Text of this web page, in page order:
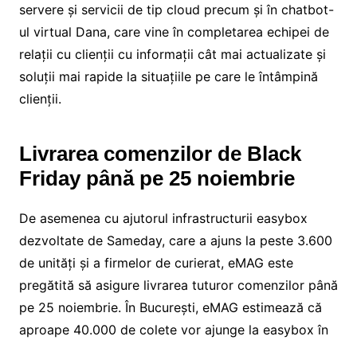
servere și servicii de tip cloud precum și în chatbot-
ul virtual Dana, care vine în completarea echipei de
relații cu clienții cu informații cât mai actualizate și
soluții mai rapide la situațiile pe care le întâmpină
clienții.
Livrarea comenzilor de Black
Friday până pe 25 noiembrie
De asemenea cu ajutorul infrastructurii easybox
dezvoltate de Sameday, care a ajuns la peste 3.600
de unități și a firmelor de curierat, eMAG este
pregătită să asigure livrarea tuturor comenzilor până
pe 25 noiembrie. În București, eMAG estimează că
aproape 40.000 de colete vor ajunge la easybox în